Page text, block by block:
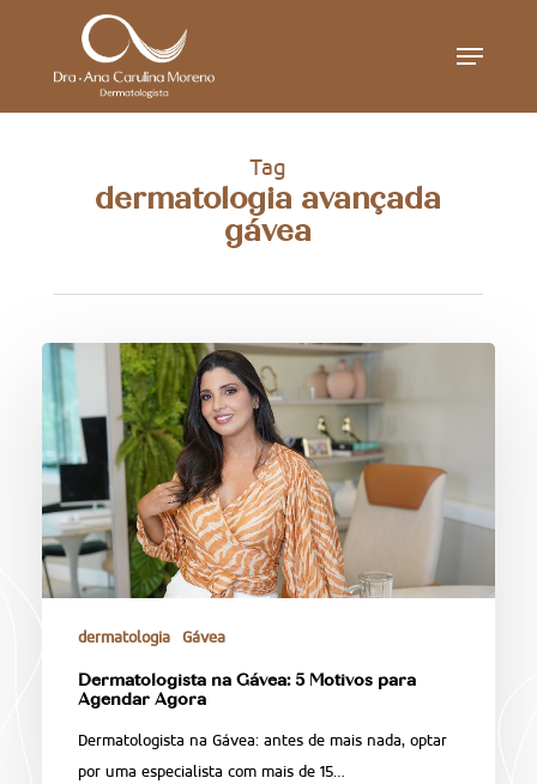
Menu
Tag
dermatologia avançada
gávea
dermatologia Gávea
Dermatologista na Gávea: 5 Motivos para
Agendar Agora
Dermatologista na Gávea: antes de mais nada, optar
por uma especialista com mais de 15…